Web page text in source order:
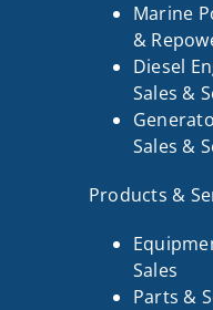
Marine
&
Diesel
Sales &
Sales &
Products &
Sales
Parts &